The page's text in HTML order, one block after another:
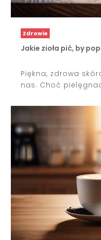
Zdrowie
Jakie zioła pić, by
Piękna, zdrowa
nas. Choć